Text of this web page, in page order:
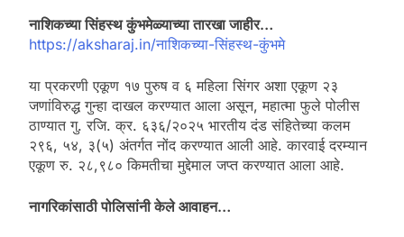
नाशिकच्या सिंहस्थ कुंभमेळ्याच्या तारखा जाहीर…
https://aksharaj.in/नाशिकच्या-सिंहस्थ-कुंभमे
या प्रकरणी एकूण १७ पुरुष व ६ महिला सिंगर अशा एकूण २३
जणांविरुद्ध गुन्हा दाखल करण्यात आला असून, महात्मा फुले पोलीस
ठाण्यात गु. रजि. क्र. ६३६/२०२५ भारतीय दंड संहितेच्या कलम
२९६, ५४, ३(५) अंतर्गत नोंद करण्यात आली आहे. कारवाई दरम्यान
एकूण रु. २८,९८० किमतीचा मुद्देमाल जप्त करण्यात आला आहे.
नागरिकांसाठी पोलिसांनी केले आवाहन…